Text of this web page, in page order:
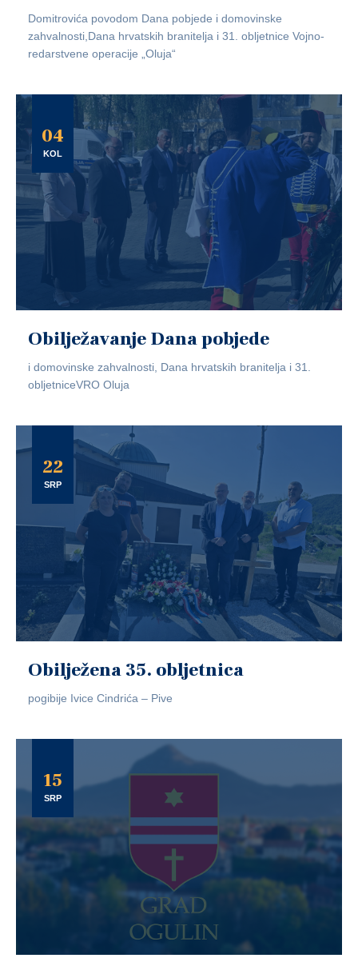
Domitrovića povodom Dana pobjede i domovinske
zahvalnosti,Dana hrvatskih branitelja i 31. obljetnice Vojno-
redarstvene operacije „Oluja“
04
KOL
Obilježavanje Dana pobjede
i domovinske zahvalnosti, Dana hrvatskih branitelja i 31.
obljetniceVRO Oluja
22
SRP
Obilježena 35. obljetnica
pogibije Ivice Cindrića – Pive
15
SRP